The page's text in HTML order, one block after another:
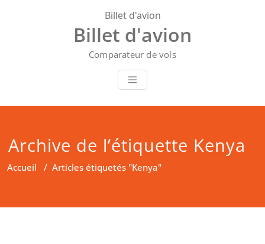
Billet d'avion
Billet d'avion
Comparateur de vols
Archive de l’étiquette Kenya
Accueil / Articles étiquetés "Kenya"